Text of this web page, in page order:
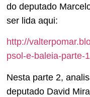
do deputado
ser lida aqui:
http://
psol-e-baleia-parte-
Nesta parte 2,
deputado David